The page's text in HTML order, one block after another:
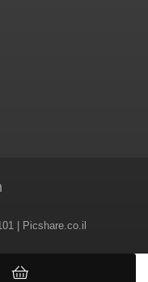
| Picshare.co.il